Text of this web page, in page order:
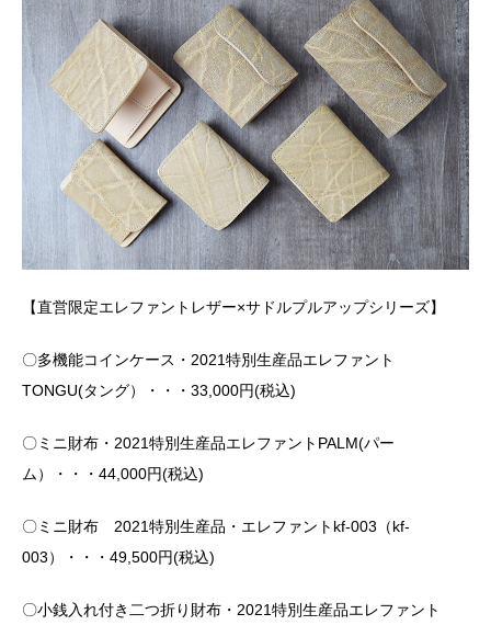
【直営限定エレファントレザー×サドルプルアップシリーズ】
〇多機能コインケース・2021特別生産品エレファント
TONGU(タング）・・・33,000円(税込)
〇ミニ財布・2021特別生産品エレファントPALM(パー
ム）・・・44,000円(税込)
〇ミニ財布 2021特別生産品・エレファントkf-003（kf-
003）・・・49,500円(税込)
〇小銭入れ付き二つ折り財布・2021特別生産品エレファント